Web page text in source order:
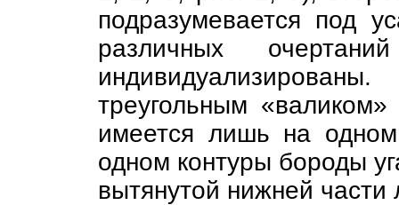
подразумевается под
различных
треугольным
имеется лишь на
одном контуры бороды
вытянутой нижней